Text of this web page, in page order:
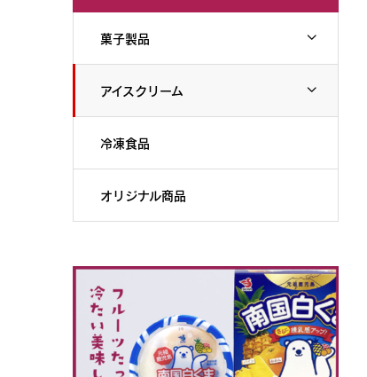
菓子製品
アイスクリーム
冷凍食品
オリジナル商品